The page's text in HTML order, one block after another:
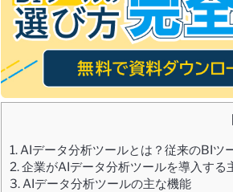
1.AIデータ分析ツールとは？従来のBIツ
2.企業がAIデータ分析ツールを導入する
3.AIデータ分析ツールの主な機能